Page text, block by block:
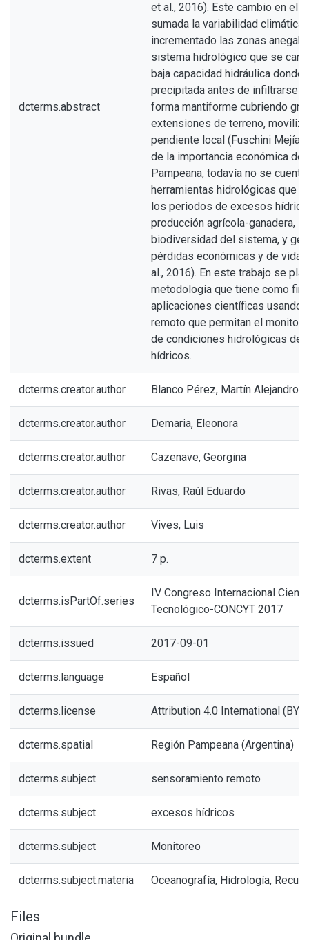
dcterms.abstract
et al., 2016). Este cambio en el
sumada la variabilidad climática
incrementado las zonas
sistema hidrológico que se
baja capacidad hidráulica donde
precipitada antes de infiltrarse
forma mantiforme cubriendo
extensiones de terreno,
pendiente local (Fuschini Mejía,
de la importancia económica de
Pampeana, todavía no se
herramientas hidrológicas que
los periodos de excesos
producción agrícola-ganadera,
biodiversidad del sistema, y
pérdidas económicas y de
al., 2016). En este trabajo se
metodología que tiene como fin
aplicaciones científicas usando
remoto que permitan el
de condiciones hidrológicas de
hídricos.
dcterms.creator.author Blanco Pérez, Martín Alejandro
dcterms.creator.author Demaria, Eleonora
dcterms.creator.author Cazenave, Georgina
dcterms.creator.author Rivas, Raúl Eduardo
dcterms.creator.author Vives, Luis
dcterms.extent 7 p.
dcterms.isPartOf.series
IV Congreso Internacional
Tecnológico-CONCYT 2017
dcterms.issued 2017-09-01
dcterms.language Español
dcterms.license Attribution 4.0 International (BY
dcterms.spatial Región Pampeana (Argentina)
dcterms.subject sensoramiento remoto
dcterms.subject excesos hídricos
dcterms.subject Monitoreo
dcterms.subject.materia Oceanografía, Hidrología,
Files